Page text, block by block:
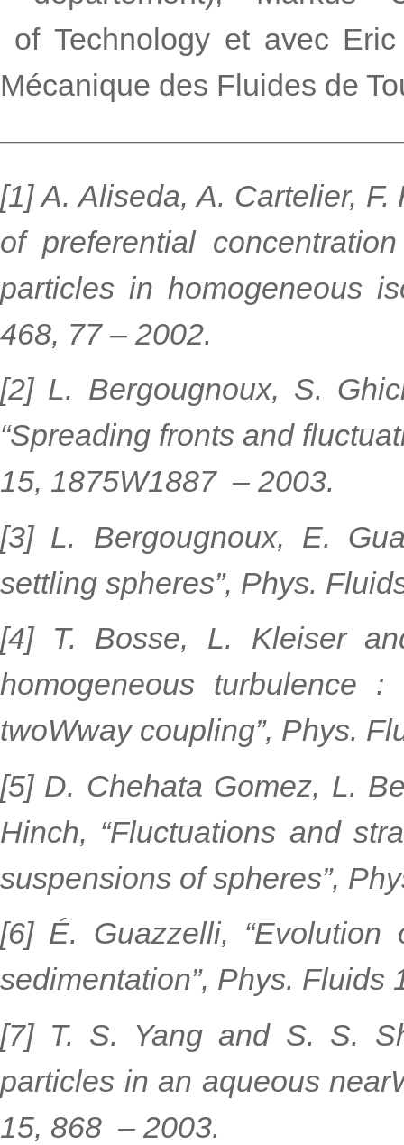
of Technology et avec
Mécanique des Fluides de
[1] A. Aliseda, A. Cartelier,
of preferential
particles in homogeneous
468, 77 – 2002.
[2] L. Bergougnoux, S.
“Spreading fronts and
15, 1875W1887 – 2003.
[3] L. Bergougnoux, E.
settling spheres”, Phys.
[4] T. Bosse, L. Kleiser
homogeneous turbulence
twoWway coupling”, Phys.
[5] D. Chehata Gomez, L.
Hinch, “Fluctuations and
suspensions of spheres”,
[6] É. Guazzelli, “Evolution
sedimentation”, Phys. Fluids
[7] T. S. Yang and S. S.
particles in an aqueous
15, 868 – 2003.